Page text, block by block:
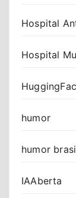
Hospital
Hospital
humor
humor
IAAberta